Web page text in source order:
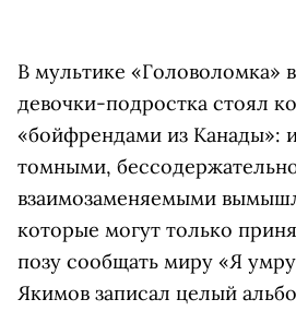
В мультике «Головоломка»
девочки-подростка стоял
«бойфрендами из Канады»:
томными,
взаимозаменяемыми
которые могут только
позу сообщать миру «Я
Якимов записал целый